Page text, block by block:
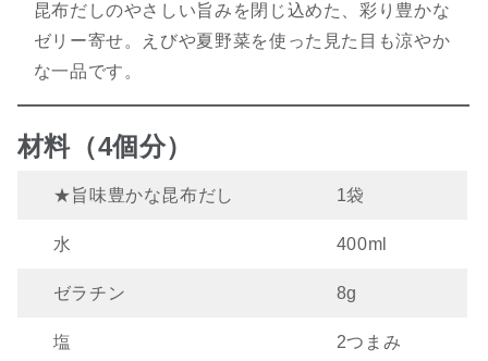
昆布だしのやさしい旨みを閉じ込めた、彩り豊かな
ゼリー寄せ。えびや夏野菜を使った見た目も涼やか
な一品です。
材料（4個分）
★旨味豊かな昆布だし 1袋
水 400ml
ゼラチン 8g
塩 2つまみ